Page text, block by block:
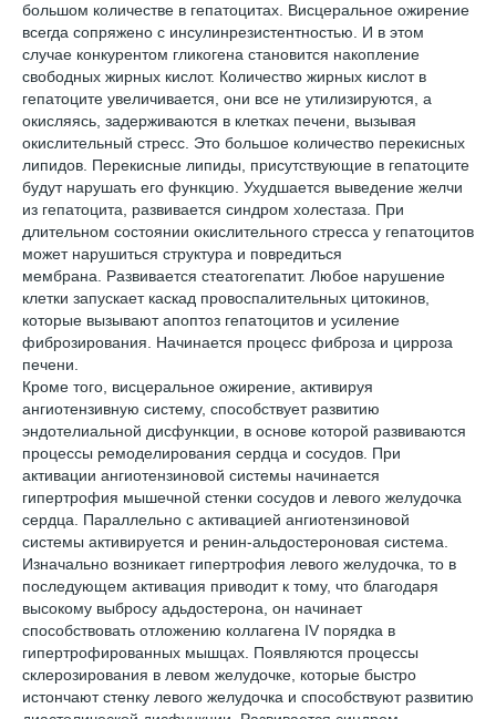
большом количестве в гепатоцитах. Висцеральное ожирение
всегда сопряжено с инсулинрезистентностью. И в этом
случае конкурентом гликогена становится накопление
свободных жирных кислот. Количество жирных кислот в
гепатоците увеличивается, они все не утилизируются, а
окисляясь, задерживаются в клетках печени, вызывая
окислительный стресс. Это большое количество перекисных
липидов. Перекисные липиды, присутствующие в гепатоците
будут нарушать его функцию. Ухудшается выведение желчи
из гепатоцита, развивается синдром холестаза. При
длительном состоянии окислительного стресса у гепатоцитов
может нарушиться структура и повредиться
мембрана. Развивается стеатогепатит. Любое нарушение
клетки запускает каскад провоспалительных цитокинов,
которые вызывают апоптоз гепатоцитов и усиление
фиброзирования. Начинается процесс фиброза и цирроза
печени.
Кроме того, висцеральное ожирение, активируя
ангиотензивную систему, способствует развитию
эндотелиальной дисфункции, в основе которой развиваются
процессы ремоделирования сердца и сосудов. При
активации ангиотензиновой системы начинается
гипертрофия мышечной стенки сосудов и левого желудочка
сердца. Параллельно с активацией ангиотензиновой
системы активируется и ренин-альдостероновая система.
Изначально возникает гипертрофия левого желудочка, то в
последующем активация приводит к тому, что благодаря
высокому выбросу адьдостерона, он начинает
способствовать отложению коллагена IV порядка в
гипертрофированных мышцах. Появляются процессы
склерозирования в левом желудочке, которые быстро
истончают стенку левого желудочка и способствуют развитию